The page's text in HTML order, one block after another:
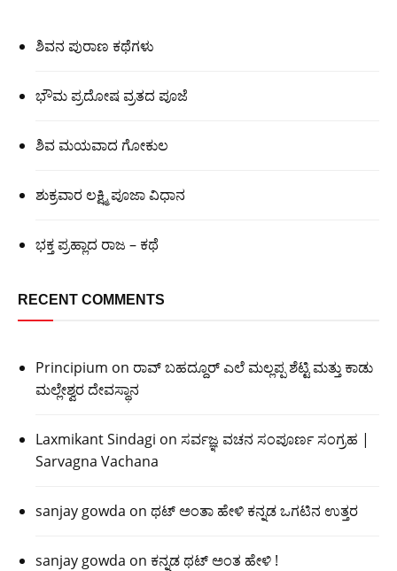
ಶಿವನ ಪುರಾಣ ಕಥೆಗಳು
ಭೌಮ ಪ್ರದೋಷ ವ್ರತದ ಪೂಜೆ
ಶಿವ ಮಯವಾದ ಗೋಕುಲ
ಶುಕ್ರವಾರ ಲಕ್ಷ್ಮಿ ಪೂಜಾ ವಿಧಾನ
ಭಕ್ತ ಪ್ರಹ್ಲಾದ ರಾಜ – ಕಥೆ
RECENT COMMENTS
Principium on ರಾವ್ ಬಹದ್ದೂರ್ ಎಲೆ ಮಲ್ಲಪ್ಪ ಶೆಟ್ಟಿ ಮತ್ತು ಕಾಡು
ಮಲ್ಲೇಶ್ವರ ದೇವಸ್ಥಾನ
Laxmikant Sindagi on ಸರ್ವಜ್ಞ ವಚನ ಸಂಪೂರ್ಣ ಸಂಗ್ರಹ |
Sarvagna Vachana
sanjay gowda on ಥಟ್ ಅಂತಾ ಹೇಳಿ ಕನ್ನಡ ಒಗಟಿನ ಉತ್ತರ
sanjay gowda on ಕನ್ನಡ ಥಟ್ ಅಂತ ಹೇಳಿ !